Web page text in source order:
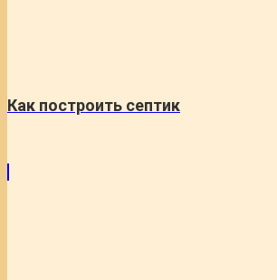
Как построить септик